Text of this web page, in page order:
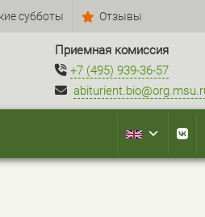
субботы Отзывы
Приемная комиссия
+7 (495) 939-36-57